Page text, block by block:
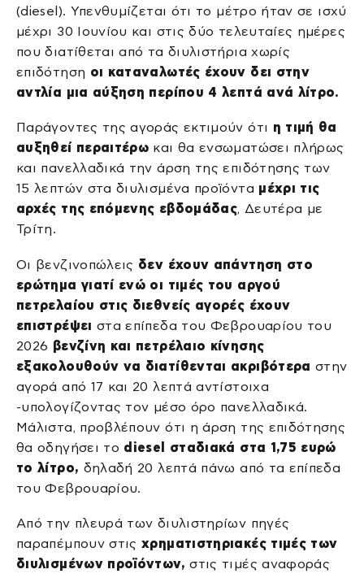
(diesel). Υπενθυμίζεται ότι το μέτρο ήταν σε ισχύ
μέχρι 30 Ιουνίου και στις δύο τελευταίες ημέρες
που διατίθεται από τα διυλιστήρια χωρίς
επιδότηση οι καταναλωτές έχουν δει στην
αντλία μια αύξηση περίπου 4 λεπτά ανά λίτρο.
Παράγοντες της αγοράς εκτιμούν ότι η τιμή θα
αυξηθεί περαιτέρω και θα ενσωματώσει πλήρως
και πανελλαδικά την άρση της επιδότησης των
15 λεπτών στα διυλισμένα προϊόντα μέχρι τις
αρχές της επόμενης εβδομάδας, Δευτέρα με
Τρίτη.
Οι βενζινοπώλεις δεν έχουν απάντηση στο
ερώτημα γιατί ενώ οι τιμές του αργού
πετρελαίου στις διεθνείς αγορές έχουν
επιστρέψει στα επίπεδα του Φεβρουαρίου του
2026 βενζίνη και πετρέλαιο κίνησης
εξακολουθούν να διατίθενται ακριβότερα στην
αγορά από 17 και 20 λεπτά αντίστοιχα
-υπολογίζοντας τον μέσο όρο πανελλαδικά.
Μάλιστα, προβλέπουν ότι η άρση της επιδότησης
θα οδηγήσει το diesel σταδιακά στα 1,75 ευρώ
το λίτρο, δηλαδή 20 λεπτά πάνω από τα επίπεδα
του Φεβρουαρίου.
Από την πλευρά των διυλιστηρίων πηγές
παραπέμπουν στιςχρηματιστηριακές τιμές των
διυλισμένων προϊόντων, στις τιμές αναφοράς